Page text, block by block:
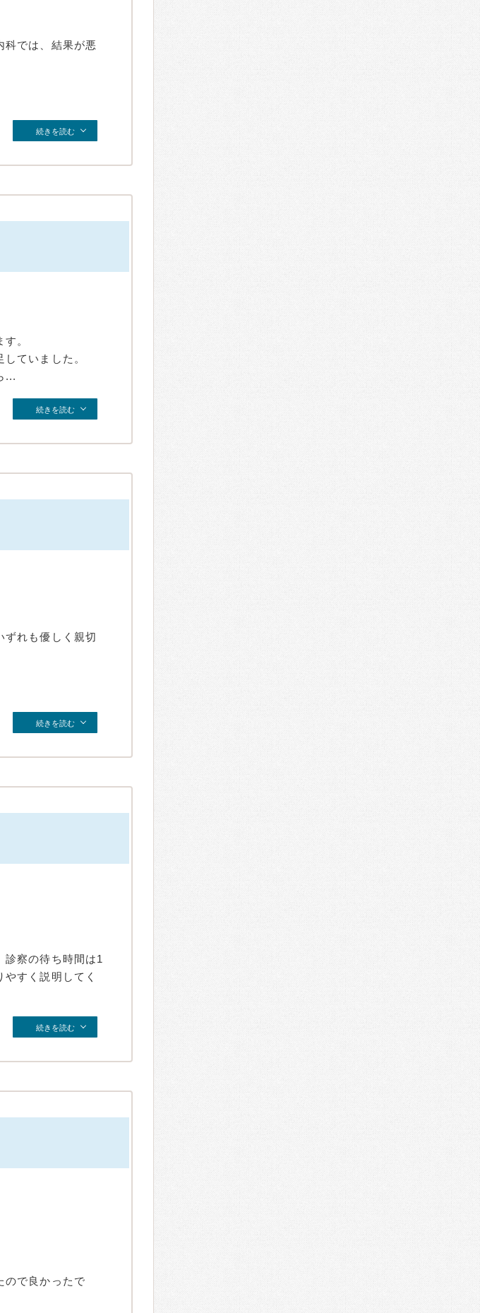
科では、結果が悪
続きを読む
。
ていました。
...
続きを読む
ずれも優しく親切
続きを読む
診察の待ち時間は1
すく説明してく
続きを読む
ので良かったで